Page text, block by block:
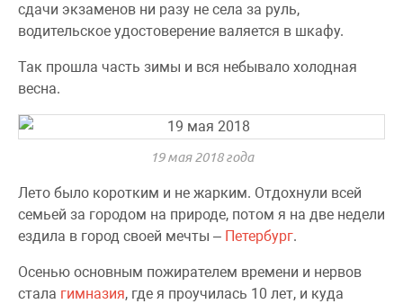
сдачи экзаменов ни разу не села за руль,
водительское удостоверение валяется в шкафу.
Так прошла часть зимы и вся небывало холодная
весна.
19 мая 2018 года
Лето было коротким и не жарким. Отдохнули всей
семьей за городом на природе, потом я на две недели
ездила в город своей мечты – Петербург.
Осенью основным пожирателем времени и нервов
стала гимназия, где я проучилась 10 лет, и куда